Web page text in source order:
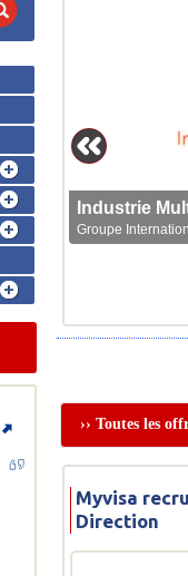
Groupe
›› Toutes les
Myvisa
Direction